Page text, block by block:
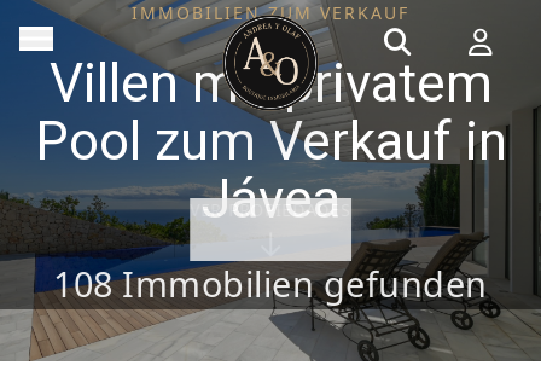
IMMOBILIEN ZUM VERKAUF
Villen mit privatem
Pool zum Verkauf in
Jávea
108Immobilien gefunden
VER PROPIEDADES